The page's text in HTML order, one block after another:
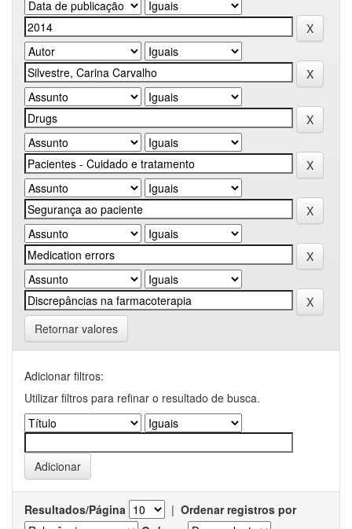
Retornar valores
Adicionar filtros:
Utilizar filtros para refinar o resultado de busca.
Resultados/Página | Ordenar registros por